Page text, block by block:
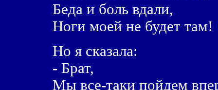
Беда и боль вдали,
Ноги моей не будет там!
Но я сказала:
- Брат,
Мы все-таки пойдем